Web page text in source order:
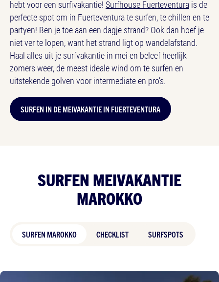
hebt voor een surfivakantie! Surfhouse Fuerteventura is de
perfecte spot om in Fuerteventura te surfen, te chillen en te
partyen! Ben je toe aan een dagje strand? Ook dan hoef je
niet ver te lopen, want het strand ligt op wandelafstand.
Haal alles uit je surfvakantie in mei en beleef heerlijk
zomers weer, de meest ideale wind om te surfen en
uitstekende golven voor intermediate en pro’s.
SURFEN IN DE MEIVAKANTIE IN FUERTEVENTURA
SURFEN MEIVAKANTIE
MAROKKO
SURFEN MAROKKO CHECKLIST SURFSPOTS